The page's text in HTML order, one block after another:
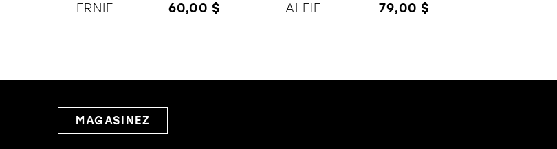
ERNIE
60,00 $
ALFIE
79,00 $
MAGASINEZ